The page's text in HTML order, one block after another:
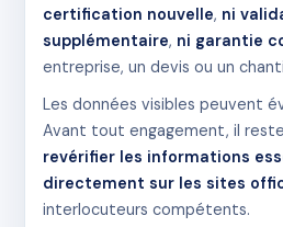
certification nouvelle, ni
supplémentaire, ni garantie
entreprise, un devis ou un
Les données visibles peuvent
Avant tout engagement, il
revérifier les informations
directement sur les sites
interlocuteurs compétents.